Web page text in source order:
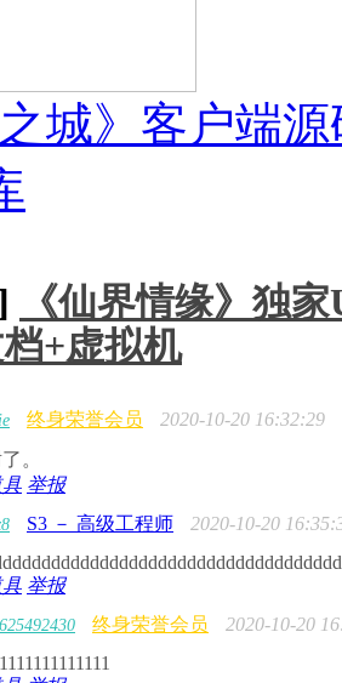
之城》客户端
《仙界情缘》独
+虚拟机
终身荣誉会员
2020-10-20 16:32:29
。
举报
S3 － 高级工程师
2020-10-20
举报
终身荣誉会员
2020-10-20